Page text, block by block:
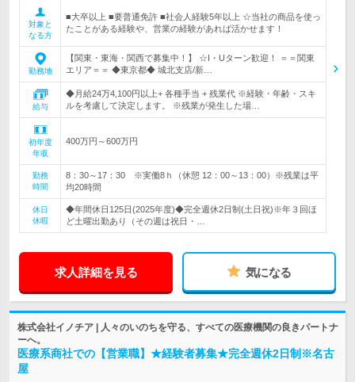
対象と
なる方
■大卒以上 ■要普通免許 ■社会人経験5年以上 ☆当社の商品を使っ
たことがある経験や、営業の経験があれば活かせます！
勤務地
【関東・東海・関西で募集中！】 ☆I・Uターン歓迎！ ＝＝関東
エリア＝＝ ◆東京都◆ 城北支店/新…
給与
◆月給24万4,100円以上+ 各種手当 + 残業代 ※経験・年齢・スキ
ルを考慮して決定します。 ※残業が発生した場…
初年度
年収
400万円～600万円
勤務
時間
8：30～17：30 ※実働8ｈ（休憩 12：00～13：00）※残業は平
均20時間
休日
休暇
◆年間休日125日(2025年度)◆完全週休2日制(土日祝)※年３回ほ
ど土曜出勤あり（その週は祝日・…
求人詳細を見る 気になる
株式会社イノチア | 人々のいのちを守る、すべての医療機関の良きパートナ
ーへ。
医療系商社での【営業職】★経験者募集★完全週休2日制※名古
屋